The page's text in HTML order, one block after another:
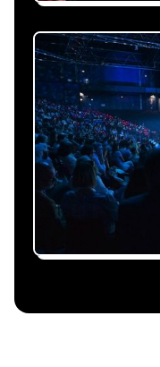
Nous
tout
Gestion du
conférencier,
êtes
de temps ni
Le